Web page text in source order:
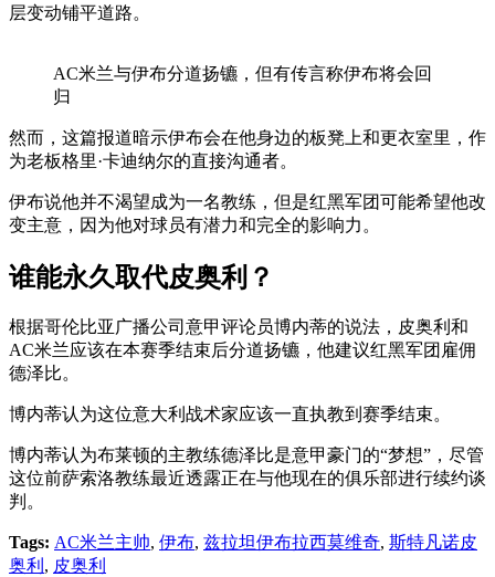
层变动铺平道路。
AC米兰与伊布分道扬镳，但有传言称伊布将会回
归
然而，这篇报道暗示伊布会在他身边的板凳上和更衣室里，作
为老板格里·卡迪纳尔的直接沟通者。
伊布说他并不渴望成为一名教练，但是红黑军团可能希望他改
变主意，因为他对球员有潜力和完全的影响力。
谁能永久取代皮奥利？
根据哥伦比亚广播公司意甲评论员博内蒂的说法，皮奥利和
AC米兰应该在本赛季结束后分道扬镳，他建议红黑军团雇佣
德泽比。
博内蒂认为这位意大利战术家应该一直执教到赛季结束。
博内蒂认为布莱顿的主教练德泽比是意甲豪门的“梦想”，尽管
这位前萨索洛教练最近透露正在与他现在的俱乐部进行续约谈
判。
Tags: AC米兰主帅, 伊布, 兹拉坦伊布拉西莫维奇, 斯特凡诺皮
奥利 , 皮奥利